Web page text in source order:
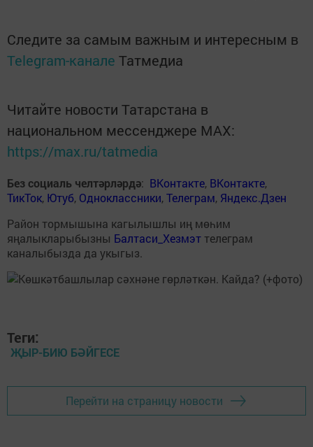
Следите за самым важным и интересным в
Telegram-канале Татмедиа
Читайте новости Татарстана в
национальном мессенджере MАХ:
https://max.ru/tatmedia
Без социаль челтәрләрдә: ВКонтакте, ВКонтакте,
ТикТок, Ютуб, Одноклассники,Телеграм, Яндекс.Дзен
Район тормышына кагылышлы иң мөһим
яңалыкларыбызны Балтаси_Хезмэт телеграм
каналыбызда да укыгыз.
Теги:
ҖЫР-БИЮ БӘЙГЕСЕ
Перейти на страницу новости